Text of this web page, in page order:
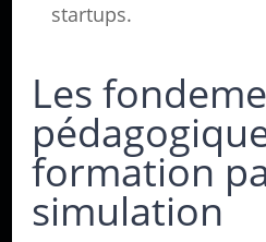
startups.
Les
formation
simulation